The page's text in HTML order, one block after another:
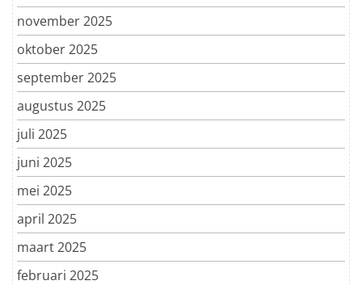
november 2025
oktober 2025
september 2025
augustus 2025
juli 2025
juni 2025
mei 2025
april 2025
maart 2025
februari 2025